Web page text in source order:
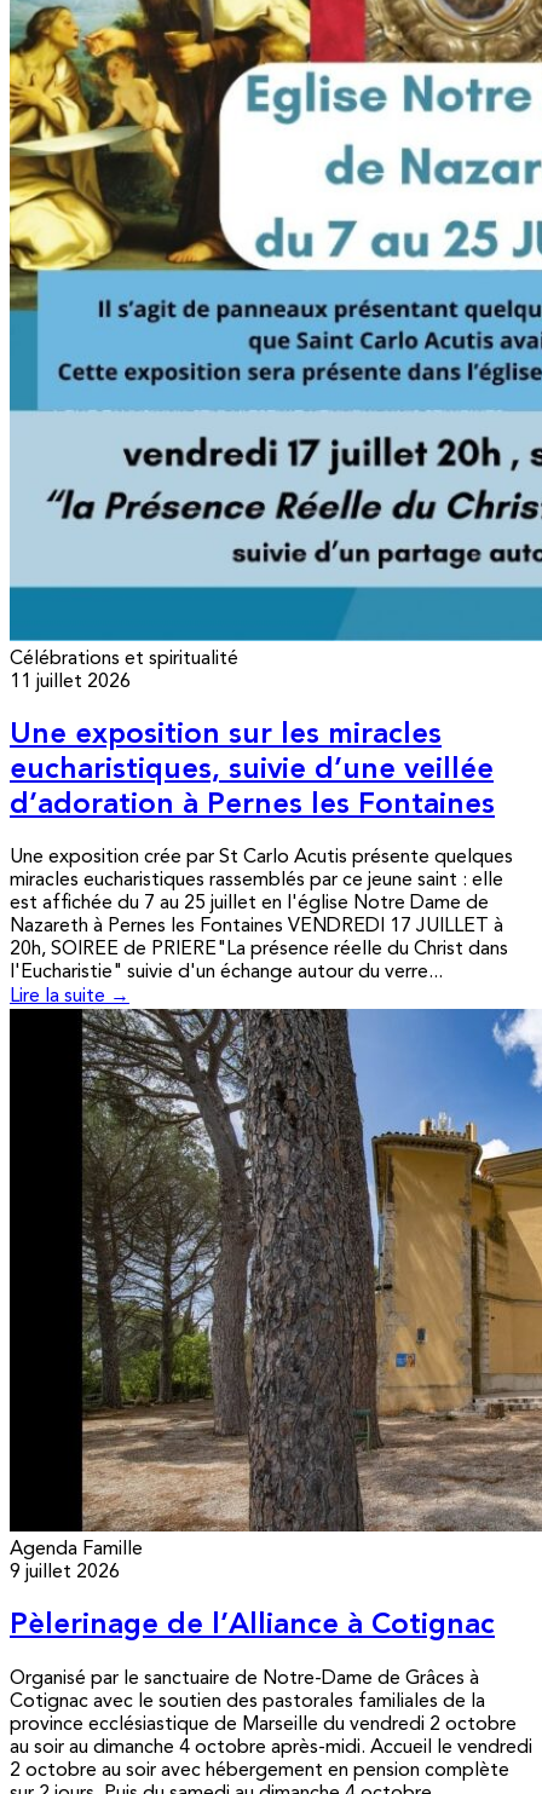
Célébrations et spiritualité
11 juillet 2026
Une exposition sur les miracles
eucharistiques, suivie d’une veillée
d’adoration à Pernes les Fontaines
Une exposition crée par St Carlo Acutis présente quelques
miracles eucharistiques rassemblés par ce jeune saint : elle
est affichée du 7 au 25 juillet en l'église Notre Dame de
Nazareth à Pernes les Fontaines VENDREDI 17 JUILLET à
20h, SOIREE de PRIERE"La présence réelle du Christ dans
l'Eucharistie" suivie d'un échange autour du verre...
Lire la suite →
Agenda Famille
9 juillet 2026
Pèlerinage de l’Alliance à Cotignac
Organisé par le sanctuaire de Notre-Dame de Grâces à
Cotignac avec le soutien des pastorales familiales de la
province ecclésiastique de Marseille du vendredi 2 octobre
au soir au dimanche 4 octobre après-midi. Accueil le vendredi
2 octobre au soir avec hébergement en pension complète